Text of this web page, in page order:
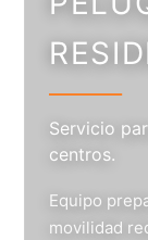
Servicio
centros.
Equipo
movilidad